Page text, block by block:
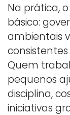
Na prática,
básico:
ambientais
Quem
pequenos
disciplina,
iniciativas